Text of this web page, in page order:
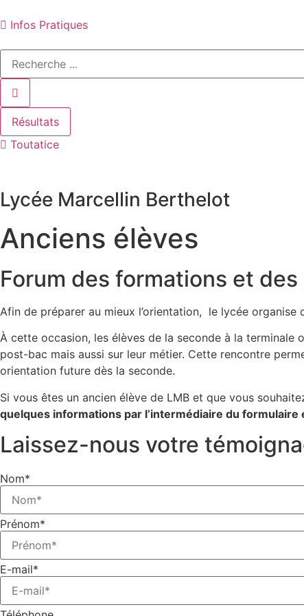
auInfos Pratiques
Search
Résultats
Toutatice
Lycée Marcellin Berthelot
Anciens élèves
Forum des formations et
Afin de préparer au mieux l’orientation, le lycée organise
À cette occasion, les élèves de la seconde à la terminale
post-bac mais aussi sur leur métier. Cette rencontre
orientation future dès la seconde.
Si vous êtes un ancien élève de LMB et que vous
quelques informations par l’intermédiaire du formulaire
Laissez-nous votre
Nom*
Prénom*
E-mail*